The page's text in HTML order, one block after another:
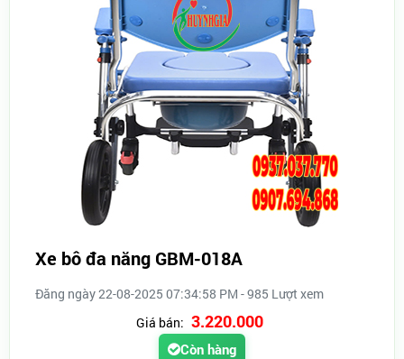
Xe bô đa năng GBM-018A
Đăng ngày 22-08-2025 07:34:58 PM - 985 Lượt xem
Giá bán: 3.220.000
Còn hàng